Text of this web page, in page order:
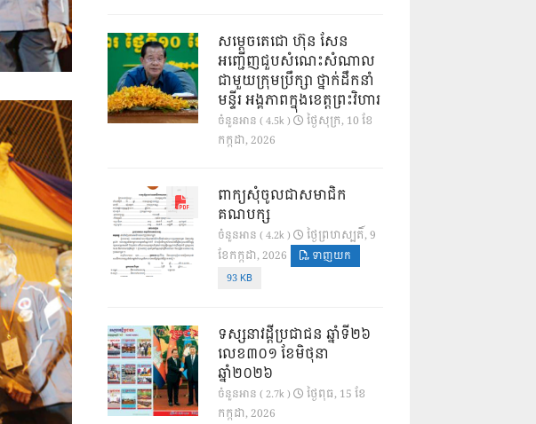
សម្តេចតេជោ ហ៊ុន សែន
អញ្ជើញជួបសំណេះសំណាល
ជាមួយក្រុមប្រឹក្សា ថ្នាក់ដឹកនាំ
មន្ទីរ អង្គភាពក្នុងខេត្តព្រះវិហារ
ចំនួនអាន ( 4.5k )
ថ្ងៃ​សុក្រ, 10 ខែ​
កក្កដា, 2026
ពាក្យសុំចូលជាសមាជិក
គណបក្ស
ចំនួនអាន ( 4.2k )
ថ្ងៃ​ព្រហស្បតិ៍, 9
ខែ​កក្កដា, 2026
ទាញយក
93 KB
ទស្សនាវដ្ដីប្រជាជន ឆ្នាំទី២៦
លេខ៣០១ ខែមិថុនា
ឆ្នាំ២០២៦
ចំនួនអាន ( 2.7k )
ថ្ងៃ​ពុធ, 15 ខែ​
កក្កដា, 2026